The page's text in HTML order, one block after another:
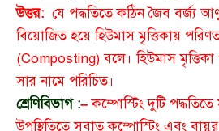
উত্তর: যে পদ্ধতিতে কঠিন জৈব বর্জ্য
বিয়োজিত হয়ে হিউমাস মৃত্তিকায়
(Composting) বলে। হিউমাস
সার নামে পরিচিত।
শ্রেণিবিভাগ :–কম্পোস্টিং দুটি
উপস্থিতিতে সবাত কম্পোস্টিং এবং